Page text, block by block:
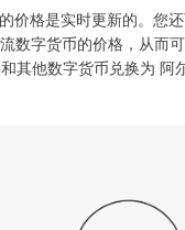
的价格是实时更新的。您
数字货币的价格，从而
其他数字货币兑换为 阿